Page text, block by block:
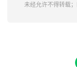
未经允许不得转载；